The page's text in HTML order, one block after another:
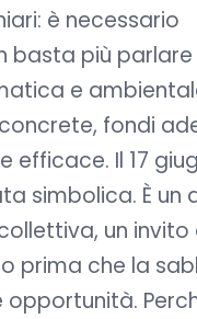
è necessario
basta più parlare
e
fondi
efficace. Il 17
simbolica. È un
un invito
prima che la
opportunità.